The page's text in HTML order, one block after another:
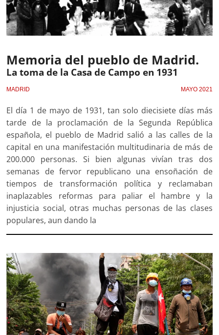
Memoria del pueblo de Madrid.
La toma de la Casa de Campo en 1931
MADRID MAYO 2021
El día 1 de mayo de 1931, tan solo diecisiete días más
tarde de la proclamación de la Segunda República
española, el pueblo de Madrid salió a las calles de la
capital en una manifestación multitudinaria de más de
200.000 personas. Si bien algunas vivían tras dos
semanas de fervor republicano una ensoñación de
tiempos de transformación política y reclamaban
inaplazables reformas para paliar el hambre y la
injusticia social, otras muchas personas de las clases
populares, aun dando la